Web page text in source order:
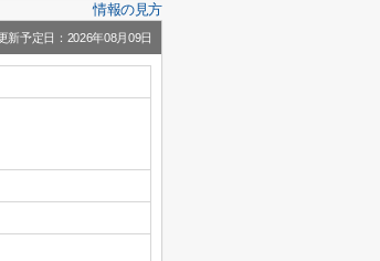
情報の見方
予定日：2026年08月09日